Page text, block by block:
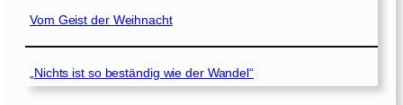
Vom Geist der Weihnacht
„Nichts ist so beständig wie der Wandel“